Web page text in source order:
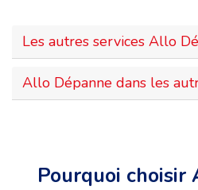
Les autres services Allo
Allo Dépanne dans les
Pourquoi choisir